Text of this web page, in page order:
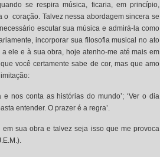
se respira música, ficaria, em princípio,
coração. Talvez nessa abordagem sincera se
escutar sua música e admirá-la como
incorporar sua filosofia musical no ato
ele e à sua obra, hoje atenho-me até mais em
você certamente sabe de cor, mas que amo
nos conta as histórias do mundo’; ‘Ver o dia
entender. O prazer é a regra’.
sua obra e talvez seja isso que me provoca